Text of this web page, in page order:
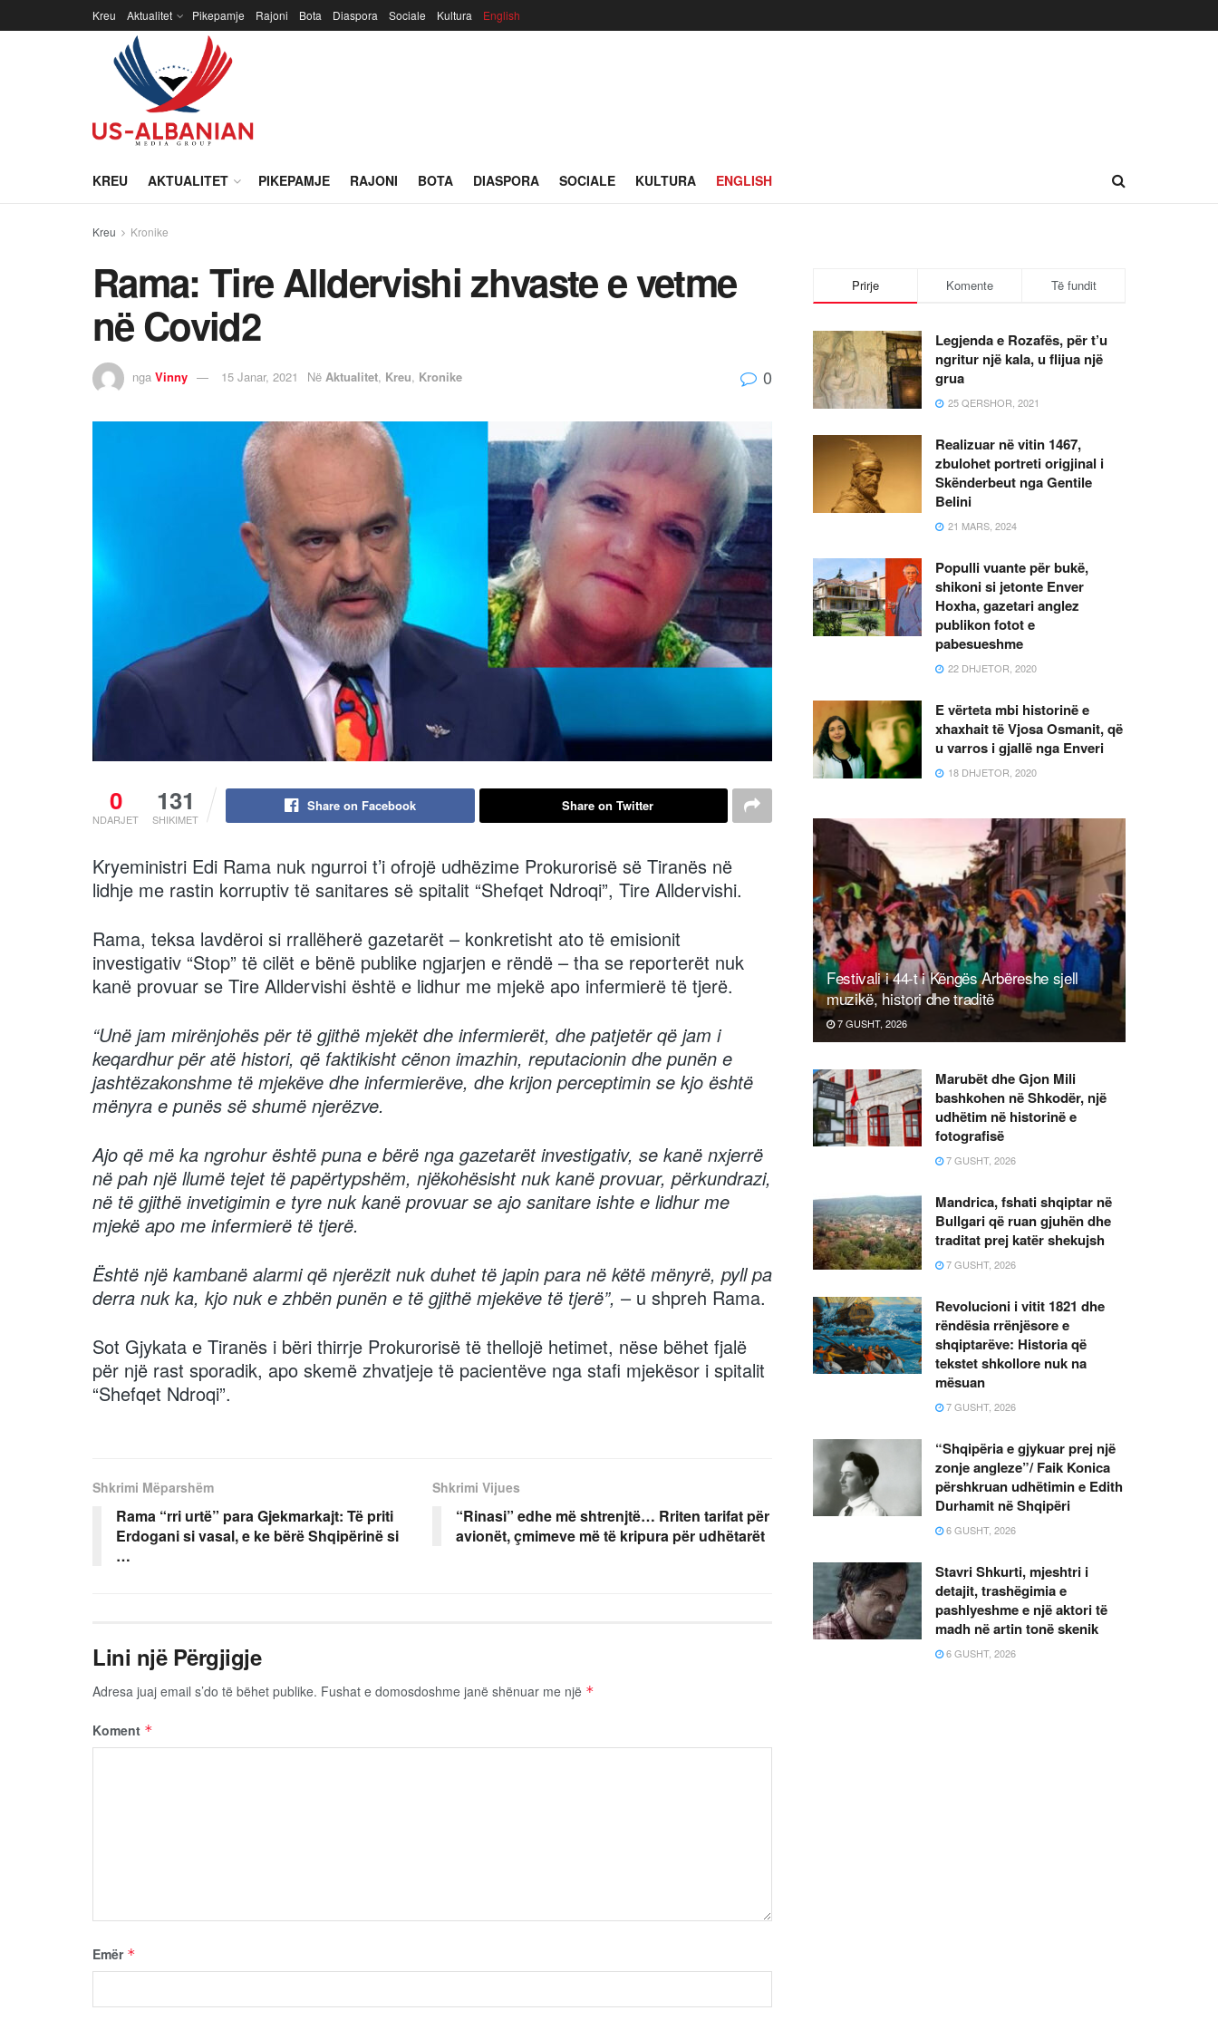
Kreu Aktualitet Pikepamje Rajoni Bota Diaspora Sociale Kultura English
KREU AKTUALITET PIKEPAMJE RAJONI BOTA DIASPORA SOCIALE KULTURA ENGLISH
Kreu Kronike
Rama: Tire Alldervishi zhvaste e vetme
në Covid2
nga Vinny 15 Janar, 2021 Në Aktualitet, Kreu, Kronike 0
0
NDARJET
131
SHIKIMET
Share on Facebook Share on Twitter
Kryeministri Edi Rama nuk ngurroi t’i ofrojë udhëzime Prokurorisë së Tiranës në
lidhje me rastin korruptiv të sanitares së spitalit “Shefqet Ndroqi”, Tire Alldervishi.
Rama, teksa lavdëroi si rrallëherë gazetarët – konkretisht ato të emisionit
investigativ “Stop” të cilët e bënë publike ngjarjen e rëndë – tha se reporterët nuk
kanë provuar se Tire Alldervishi është e lidhur me mjekë apo infermierë të tjerë.
“Unë jam mirënjohës për të gjithë mjekët dhe infermierët, dhe patjetër që jam i
keqardhur për atë histori, që faktikisht cënon imazhin, reputacionin dhe punën e
jashtëzakonshme të mjekëve dhe infermierëve, dhe krijon perceptimin se kjo është
mënyra e punës së shumë njerëzve.
Ajo që më ka ngrohur është puna e bërë nga gazetarët investigativ, se kanë nxjerrë
në pah një llumë tejet të papërtypshëm, njëkohësisht nuk kanë provuar, përkundrazi,
në të gjithë invetigimin e tyre nuk kanë provuar se ajo sanitare ishte e lidhur me
mjekë apo me infermierë të tjerë.
Është një kambanë alarmi që njerëzit nuk duhet të japin para në këtë mënyrë, pyll pa
derra nuk ka, kjo nuk e zhbën punën e të gjithë mjekëve të tjerë”, – u shpreh Rama.
Sot Gjykata e Tiranës i bëri thirrje Prokurorisë të thellojë hetimet, nëse bëhet fjalë
për një rast sporadik, apo skemë zhvatjeje të pacientëve nga stafi mjekësor i spitalit
“Shefqet Ndroqi”.
Shkrimi Mëparshëm
Rama “rri urtë” para Gjekmarkajt: Të priti
Erdogani si vasal, e ke bërë Shqipërinë si
…
Shkrimi Vijues
“Rinasi” edhe më shtrenjtë… Rriten tarifat për
avionët, çmimeve më të kripura për udhëtarët
Lini një Përgjigje
Adresa juaj email s’do të bëhet publike. Fushat e domosdoshme janë shënuar me një *
Koment *
Emër *
Prirje Komente Të fundit
Legjenda e Rozafës, për t’u
ngritur një kala, u flijua një
grua
25 QERSHOR, 2021
Realizuar në vitin 1467,
zbulohet portreti origjinal i
Skënderbeut nga Gentile
Belini
21 MARS, 2024
Populli vuante për bukë,
shikoni si jetonte Enver
Hoxha, gazetari anglez
publikon fotot e
pabesueshme
22 DHJETOR, 2020
E vërteta mbi historinë e
xhaxhait të Vjosa Osmanit, që
u varros i gjallë nga Enveri
18 DHJETOR, 2020
Festivali i 44-t i Këngës Arbëreshe sjell
muzikë, histori dhe traditë
7 GUSHT, 2026
Marubët dhe Gjon Mili
bashkohen në Shkodër, një
udhëtim në historinë e
fotografisë
7 GUSHT, 2026
Mandrica, fshati shqiptar në
Bullgari që ruan gjuhën dhe
traditat prej katër shekujsh
7 GUSHT, 2026
Revolucioni i vitit 1821 dhe
rëndësia rrënjësore e
shqiptarëve: Historia që
tekstet shkollore nuk na
mësuan
7 GUSHT, 2026
“Shqipëria e gjykuar prej një
zonje angleze”/ Faik Konica
përshkruan udhëtimin e Edith
Durhamit në Shqipëri
6 GUSHT, 2026
Stavri Shkurti, mjeshtri i
detajit, trashëgimia e
pashlyeshme e një aktori të
madh në artin tonë skenik
6 GUSHT, 2026